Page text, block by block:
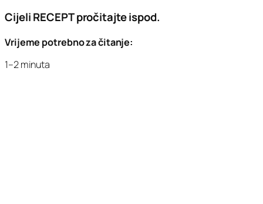
Cijeli RECEPT pročitajte ispod.
Vrijeme potrebno za čitanje:
1–2 minuta